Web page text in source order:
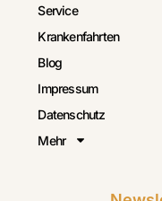
Service
Krankenfahrten
Blog
Impressum
Datenschutz
Mehr